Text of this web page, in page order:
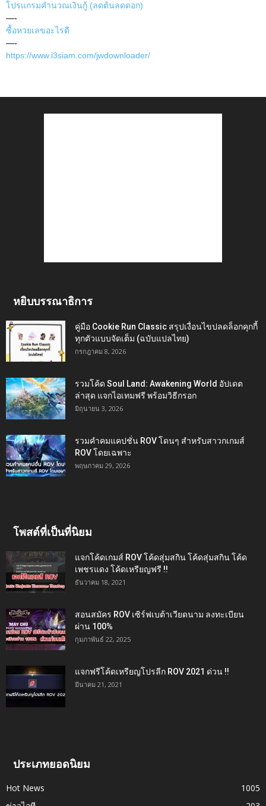
โปรแกรมคำนวณเงินกู้ (ลดต้นลดดอก)
—-
ซื้อหวยเลขอะไรดี
—-
https://www.i3siam.com/jwdownloader/
หยิบบรรณาธิการ
คู่มือ Cookie Run Classic สรุปเงื่อนไขปลดล็อกคุกกี้
ทุกตัวแบบจัดเต็ม (ฉบับแปลไทย)
กรกฎาคม 8, 2026
รวมโค้ด Soul Land: Awakening World อัปเดต
ล่าสุด แจกไอเทมฟรี พร้อมวิธีกรอก
มิถุนายน 3, 2026
รวมคำคมแคปชั่น ROV โดนๆ สำหรับสาวกเกมส์
ROV โดยเฉพาะ
พฤษภาคม 29, 2026
โพสต์ที่เป็นที่นิยม
แจกโค้ดเกมส์ ROV โค้ดสุ่มสกิน โค้ดสุ่มสกิน โค้ด
เพชรแดง โค้ดเหรียญฟรี !!
ธันวาคม 18, 2021
สอนสมัคร ROV เซิร์ฟเบต้าเวียดนาม ลงทะเบียน
ผ่าน 100%
กุมภาพันธ์ 22, 2025
แจกฟรีโค้ดเหรียญโปรลีก ROV 2021 ด่วน !!
มีนาคม 21, 2021
ประเภทยอดนิยม
Hot News
1005